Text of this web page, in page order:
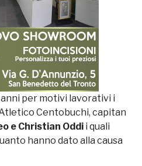
per motivi lavorativi i
Centobuchi, capitan
e Christian Oddii quali
hanno dato alla causa